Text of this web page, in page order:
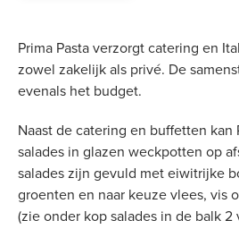
Prima Pasta verzorgt catering en
zowel zakelijk als privé. De
evenals het budget.
Naast de catering en buffetten kan
salades in glazen weckpotten op
salades zijn gevuld met eiwitrijke
groenten en naar keuze vlees, vis
(zie onder kop salades in de balk